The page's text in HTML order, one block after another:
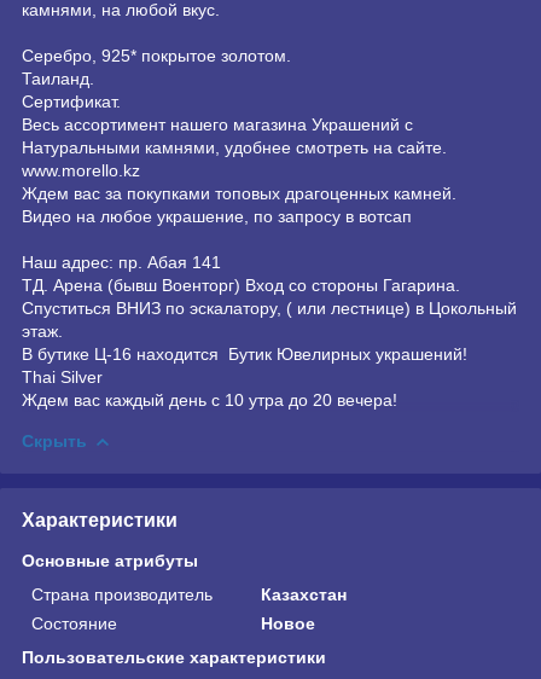
камнями, на любой вкус.
Серебро, 925* покрытое золотом.
Таиланд.
Сертификат.
Весь ассортимент нашего магазина Украшений с
Натуральными камнями, удобнее смотреть на сайте.
www.morello.kz
Ждем вас за покупками топовых драгоценных камней.
Видео на любое украшение, по запросу в вотсап
Наш адрес: пр. Абая 141
ТД. Арена (бывш Военторг) Вход со стороны Гагарина.
Спуститься ВНИЗ по эскалатору, ( или лестнице) в Цокольный
этаж.
В бутике Ц-16 находится Бутик Ювелирных украшений!
Thai Silver
Ждем вас каждый день с 10 утра до 20 вечера!
Скрыть
Характеристики
Основные атрибуты
Страна производитель
Казахстан
Состояние
Новое
Пользовательские характеристики